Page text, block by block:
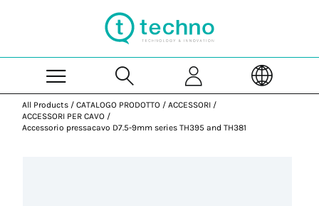
All Products / CATALOGO PRODOTTO / ACCESSORI /
ACCESSORI PER CAVO /
Accessorio pressacavo D7.5-9mm series TH395 and TH381